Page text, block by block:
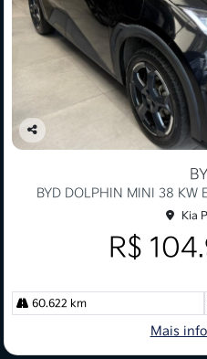
Co
lheBYD DOLPHIN MINI 38 KW
Kia
R$
60.622 km
Mais